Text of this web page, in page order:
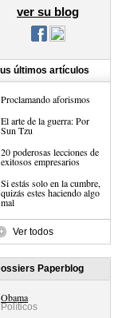
ver su blog
últimos artículos
Proclamando aforismos
El arte de la guerra: Por
Sun Tzu
20 poderosas lecciones de
exitosos empresarios
Si estás solo en la cumbre,
quizás estes haciendo algo
mal
Ver todos
Paperblog
Obama
Políticos